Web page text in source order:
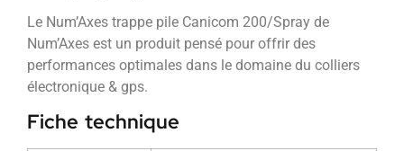
Le Num’Axes trappe pile Canicom 200/Spray de
Num’Axes est un produit pensé pour offrir des
performances optimales dans le domaine du colliers
électronique & gps.
Fiche technique